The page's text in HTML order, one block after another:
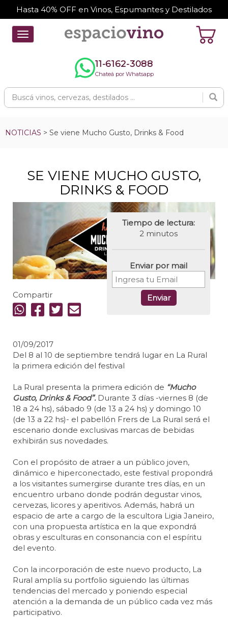
Hasta 40% OFF en Vinos, Espumantes y Destilados
Toggle
navigation
11-6162-3088
Chateá por Whatsapp
NOTICIAS > Se viene Mucho Gusto, Drinks & Food
SE VIENE MUCHO GUSTO,
DRINKS & FOOD
Tiempo de lectura:
2 minutos
Enviar por mail
Enviar
Compartir
01/09/2017
Del 8 al 10 de septiembre tendrá lugar en La Rural
la primera edición del festival
La Rural presenta la primera edición de “Mucho
Gusto, Drinks & Food”.Durante 3 días -viernes 8 (de
18 a 24 hs), sábado 9 (de 13 a 24 hs) y domingo 10
(de 13 a 22 hs)- el pabellón Frers de La Rural será el
escenario donde exclusivas marcas de bebidas
exhibirán sus novedades.
Con el propósito de atraer a un público joven,
dinámico e hiperconectado, este festival propondrá
a los visitantes sumergirse durante tres días, en un
encuentro urbano donde podrán degustar vinos,
cervezas, licores y aperitivos. Además, habrá un
espacio de arte a cargo de la escultora Ligia Janeiro,
con una propuesta artística en la que expondrá
obras y esculturas en consonancia con el espíritu
del evento.
Con la incorporación de este nuevo producto, La
Rural amplía su portfolio siguiendo las últimas
tendencias del mercado y poniendo especial
atención a la demanda de un público cada vez más
participativo.